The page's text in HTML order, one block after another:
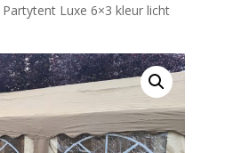
Luxe 6×3 kleur licht